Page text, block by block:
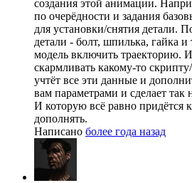
создания этой анимации.
по очерёдности и задания
для установки/снятия детали.
детали - болт, шпилька, гайка
модель включить траекторию.
скармливать какому-то
учтёт все эти данные и
вам параметрами и сделает
И которую всё равно придётся
дополнять.
Написано более года назад